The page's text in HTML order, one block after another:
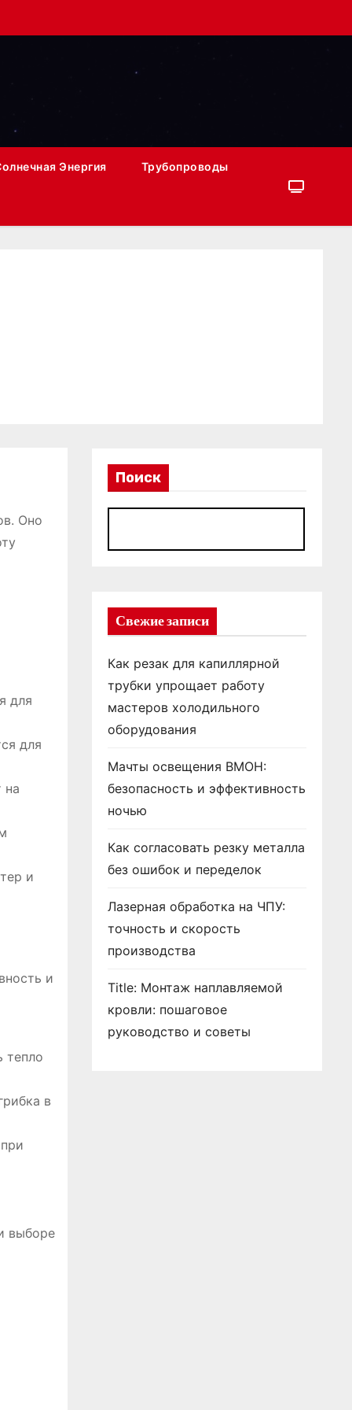
Энергия Трубопроводы
Оно
для
для
на
и
и
тепло
в
выборе
Поиск
Свежие записи
Как резак для капиллярной
трубки упрощает работу
мастеров холодильного
оборудования
Мачты освещения ВМОН:
безопасность и эффективность
ночью
Как согласовать резку металла
без ошибок и переделок
Лазерная обработка на ЧПУ:
точность и скорость
производства
Title: Монтаж наплавляемой
кровли: пошаговое
руководство и советы